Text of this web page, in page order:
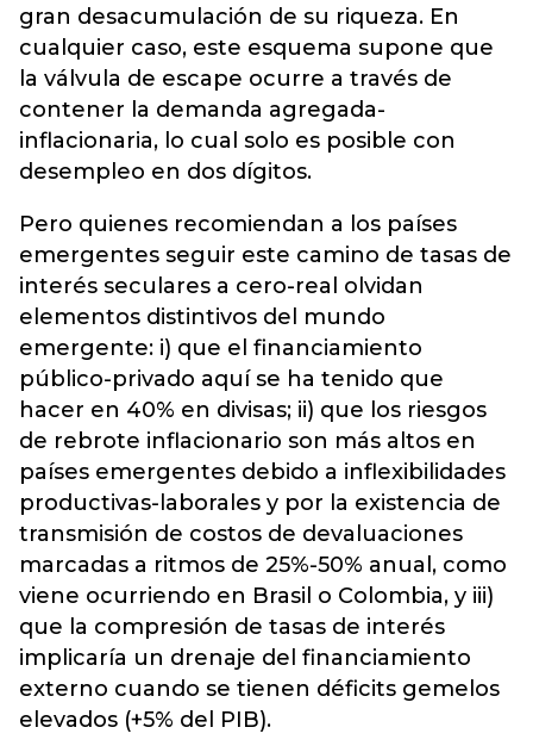
gran desacumulación de su riqueza. En
cualquier caso, este esquema supone que
la válvula de escape ocurre a través de
contener la demanda agregada-
inflacionaria, lo cual solo es posible con
desempleo en dos dígitos.
Pero quienes recomiendan a los países
emergentes seguir este camino de tasas de
interés seculares a cero-real olvidan
elementos distintivos del mundo
emergente: i) que el financiamiento
público-privado aquí se ha tenido que
hacer en 40% en divisas; ii) que los riesgos
de rebrote inflacionario son más altos en
países emergentes debido a inflexibilidades
productivas-laborales y por la existencia de
transmisión de costos de devaluaciones
marcadas a ritmos de 25%-50% anual, como
viene ocurriendo en Brasil o Colombia, y iii)
que la compresión de tasas de interés
implicaría un drenaje del financiamiento
externo cuando se tienen déficits gemelos
elevados (+5% del PIB).